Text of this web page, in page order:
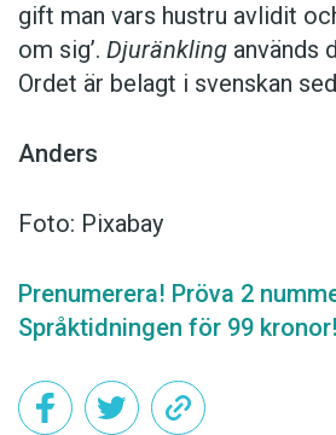
gift man vars hustru av­lidit
om sig’. Djuränkling används
Ordet är belagt i svenskan
Anders
Foto: Pixabay
Prenumerera! Pröva 2
Språktidningen för 99 kronor!